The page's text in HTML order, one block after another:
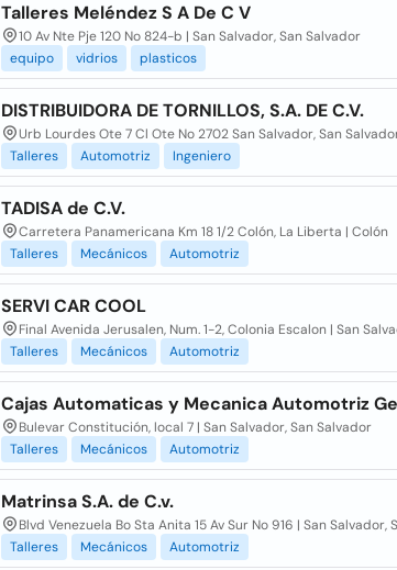
Talleres Meléndez S A De C V
10 Av Nte Pje 120 No 824-b | San Salvador, San Salvador
equipo
vidrios plasticos
DISTRIBUIDORA DE TORNILLOS, S.A. DE C.V.
Urb Lourdes Ote 7 Cl Ote No 2702 San Salvador, San
Talleres
Automotriz Ingeniero
TADISA de C.V.
Carretera Panamericana Km 18 1/2 Colón, La Liberta | Colón
Talleres
Mecánicos Automotriz
SERVI CAR COOL
Final Avenida Jerusalen, Num. 1-2, Colonia Escalon | San
Talleres
Mecánicos Automotriz
Cajas Automaticas y Mecanica Automotriz
Bulevar Constitución, local 7 | San Salvador, San Salvador
Talleres
Mecánicos Automotriz
Matrinsa S.A. de C.v.
Blvd Venezuela Bo Sta Anita 15 Av Sur No 916 | San Salvador,
Talleres
Mecánicos Automotriz